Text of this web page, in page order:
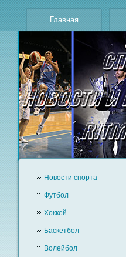
Главная
Новости cпорта
Футбол
Хоккей
Баскетбол
Волейбол